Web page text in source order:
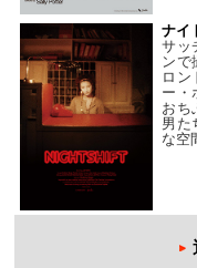
ナイ
サッ
ンで
ロン
ー・
おち
男た
な空